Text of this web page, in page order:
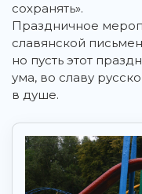
сохранять».
Праздничное
славянской
но пусть этот
ума, во славу
в душе.